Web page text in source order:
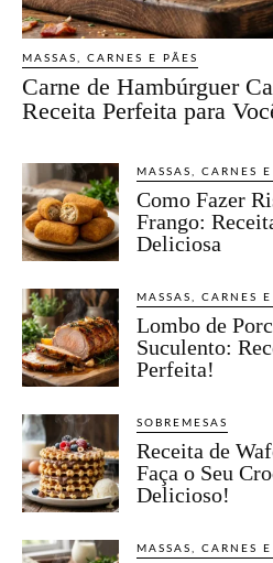
MASSAS, CARNES E PÃES
Carne de Hambúrguer
Receita Perfeita para
MASSAS, CARNES E
Como Fazer
Frango:
Deliciosa
MASSAS, CARNES E
Lombo de
Suculento:
Perfeita!
SOBREMESAS
Receita de
Faça o Seu
Delicioso!
MASSAS, CARNES E